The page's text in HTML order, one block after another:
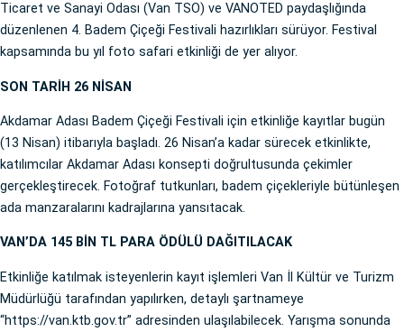
Ticaret ve Sanayi Odası (Van TSO) ve VANOTED paydaşlığında
düzenlenen 4. Badem Çiçeği Festivali hazırlıkları sürüyor. Festival
kapsamında bu yıl foto safari etkinliği de yer alıyor.
SON TARİH 26 NİSAN
Akdamar Adası Badem Çiçeği Festivali için etkinliğe kayıtlar bugün
(13 Nisan) itibarıyla başladı. 26 Nisan’a kadar sürecek etkinlikte,
katılımcılar Akdamar Adası konsepti doğrultusunda çekimler
gerçekleştirecek. Fotoğraf tutkunları, badem çiçekleriyle bütünleşen
ada manzaralarını kadrajlarına yansıtacak.
VAN’DA 145 BİN TL PARA ÖDÜLÜ DAĞITILACAK
Etkinliğe katılmak isteyenlerin kayıt işlemleri Van İl Kültür ve Turizm
Müdürlüğü tarafından yapılırken, detaylı şartnameye
“https://van.ktb.gov.tr⁠” adresinden ulaşılabilecek. Yarışma sonunda